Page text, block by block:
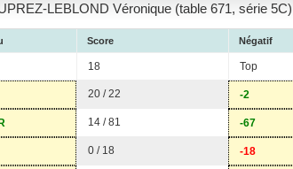
LEBLOND Véronique (table 671, série 5C)
Score Négatif
18 Top
20 / 22 -2
14 / 81 -67
0 / 18 -18